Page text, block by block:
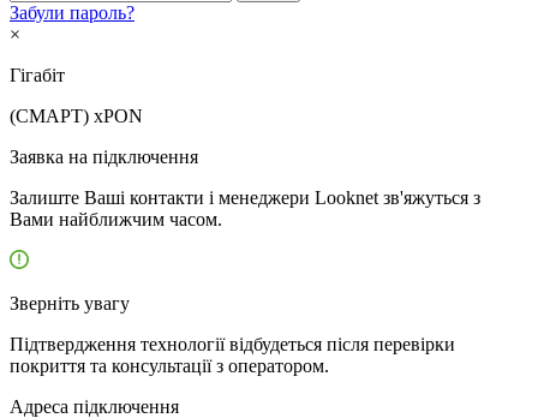
Забули пароль?
×
Гігабіт
(СМАРТ) xPON
Заявка на підключення
Залиште Ваші контакти і менеджери Looknet зв'яжуться з
Вами найближчим часом.
Зверніть увагу
Підтвердження технології відбудеться після перевірки
покриття та консультації з оператором.
Адресa підключення